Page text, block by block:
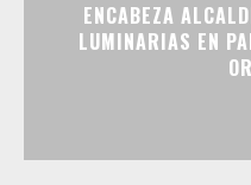
ENCABEZA
LUMINARIAS EN